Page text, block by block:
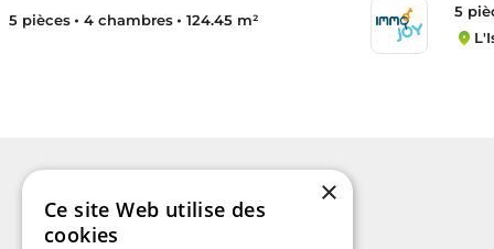
5 pièces 4 chambres 124.45 m²
5
×
Ce site Web utilise des
cookies